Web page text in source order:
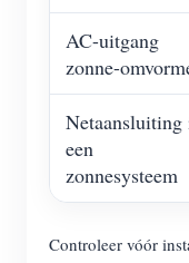
AC-uitgang
zonne-
Netaansluiting
een
zonnesysteem
Controleer vóór